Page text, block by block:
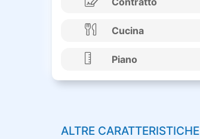
Cucina
Piano
ALTRE CARATTERISTICHE